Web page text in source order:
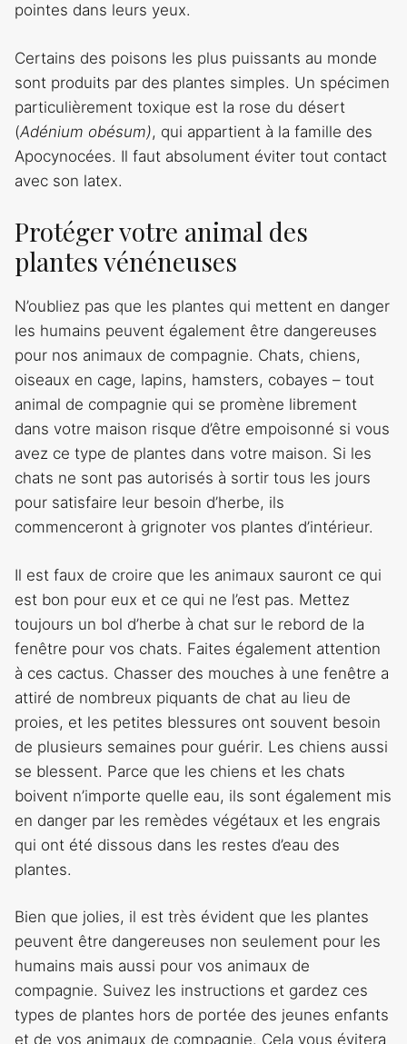
pointes dans leurs yeux.
Certains des poisons les plus puissants au monde
sont produits par des plantes simples. Un spécimen
particulièrement toxique est la rose du désert
(Adénium obésum), qui appartient à la famille des
Apocynocées. Il faut absolument éviter tout contact
avec son latex.
Protéger votre animal des
plantes vénéneuses
N’oubliez pas que les plantes qui mettent en danger
les humains peuvent également être dangereuses
pour nos animaux de compagnie. Chats, chiens,
oiseaux en cage, lapins, hamsters, cobayes – tout
animal de compagnie qui se promène librement
dans votre maison risque d’être empoisonné si vous
avez ce type de plantes dans votre maison. Si les
chats ne sont pas autorisés à sortir tous les jours
pour satisfaire leur besoin d’herbe, ils
commenceront à grignoter vos plantes d’intérieur.
Il est faux de croire que les animaux sauront ce qui
est bon pour eux et ce qui ne l’est pas. Mettez
toujours un bol d’herbe à chat sur le rebord de la
fenêtre pour vos chats. Faites également attention
à ces cactus. Chasser des mouches à une fenêtre a
attiré de nombreux piquants de chat au lieu de
proies, et les petites blessures ont souvent besoin
de plusieurs semaines pour guérir. Les chiens aussi
se blessent. Parce que les chiens et les chats
boivent n’importe quelle eau, ils sont également mis
en danger par les remèdes végétaux et les engrais
qui ont été dissous dans les restes d’eau des
plantes.
Bien que jolies, il est très évident que les plantes
peuvent être dangereuses non seulement pour les
humains mais aussi pour vos animaux de
compagnie. Suivez les instructions et gardez ces
types de plantes hors de portée des jeunes enfants
et de vos animaux de compagnie. Cela vous évitera